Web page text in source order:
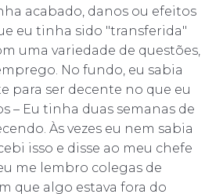
acabado, danos ou efeitos
eu tinha sido "transferida"
uma variedade de questões,
No fundo, eu sabia
para ser decente no que eu
– Eu tinha duas semanas de
Às vezes eu nem sabia
isso e disse ao meu chefe
me lembro colegas de
que algo estava fora do